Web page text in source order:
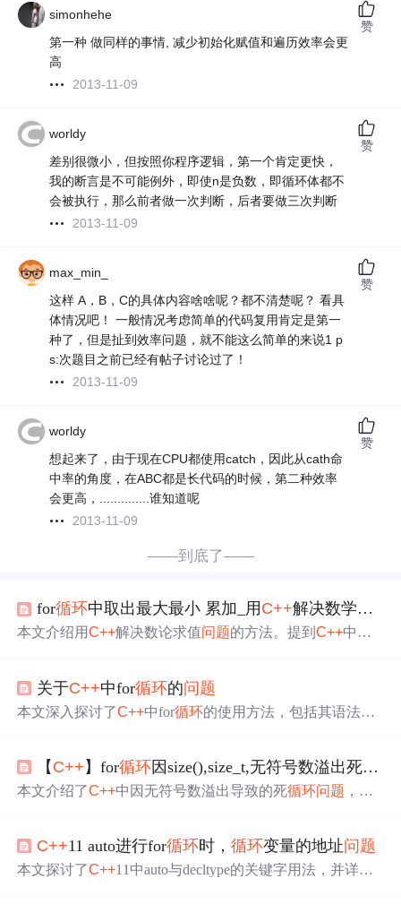
simonhehe
第一种 做同样的事情, 减少初始化赋值和遍历效率会更
高
2013-11-09
赞
worldy
差别很微小，但按照你程序逻辑，第一个肯定更快，
我的断言是不可能例外，即使n是负数，即循环体都不
会被执行，那么前者做一次判断，后者要做三次判断
2013-11-09
赞
max_min_
这样 A，B，C的具体内容啥啥呢？都不清楚呢？ 看具
体情况吧！ 一般情况考虑简单的代码复用肯定是第一
种了，但是扯到效率问题，就不能这么简单的来说1 p
s:次题目之前已经有帖子讨论过了！
2013-11-09
赞
worldy
想起来了，由于现在CPU都使用catch，因此从cath命
中率的角度，在ABC都是长代码的时候，第二种效率
会更高，..............谁知道呢
2013-11-09
赞
——到底了——
for循环中取出最大最小 累加_用 C++解决数学中的数论
本文介绍用C++解决数论求值问题的方法。提到C++中常
数等数论问题，体现将数论求值
路。
关于C++中for循环的问题
本文深入探讨了C++中for循环的使用方法，包括其语法结
例，解释了其背后的逻辑和执行过程。
【 C++ 】for循环因size(),size_t,无符号数溢出死循环
本文介绍了C++中因无符号数溢出导致的死循环问题 ，特
原因，包括for循环误用unsigned、int变unsigned以及无符号
size()溢出。强调了正确处理无符号整型size_type在减1时防
C++11 auto进行for循环时，循环变量的地址问题
本文探讨了C++11中auto与decltype的关键字用法，并详细